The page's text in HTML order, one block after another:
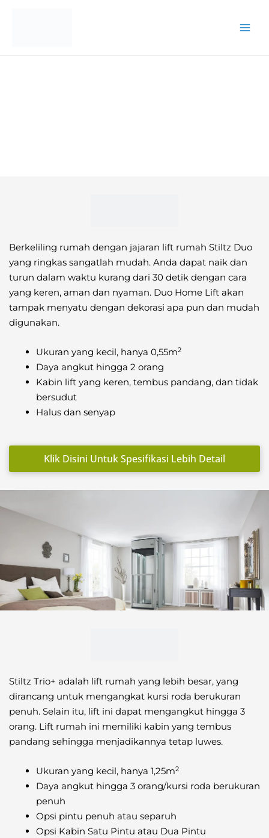
Berkeliling rumah dengan jajaran lift rumah Stiltz Duo
yang ringkas sangatlah mudah. Anda dapat naik dan
turun dalam waktu kurang dari 30 detik dengan cara
yang keren, aman dan nyaman. Duo Home Lift akan
tampak menyatu dengan dekorasi apa pun dan mudah
digunakan.
Ukuran yang kecil, hanya 0,55m2
Daya angkut hingga 2 orang
Kabin lift yang keren, tembus pandang, dan tidak
bersudut
Halus dan senyap
Klik Disini Untuk Spesifikasi Lebih Detail
Stiltz Trio+ adalah lift rumah yang lebih besar, yang
dirancang untuk mengangkat kursi roda berukuran
penuh. Selain itu, lift ini dapat mengangkut hingga 3
orang. Lift rumah ini memiliki kabin yang tembus
pandang sehingga menjadikannya tetap luwes.
Ukuran yang kecil, hanya 1,25m2
Daya angkut hingga 3 orang/kursi roda berukuran
penuh
Opsi pintu penuh atau separuh
Opsi Kabin Satu Pintu atau Dua Pintu